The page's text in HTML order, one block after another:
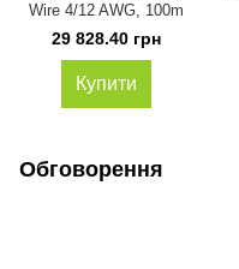
Wire 4/12 AWG, 100m
29 828.40 грн
Купити
Обговорення